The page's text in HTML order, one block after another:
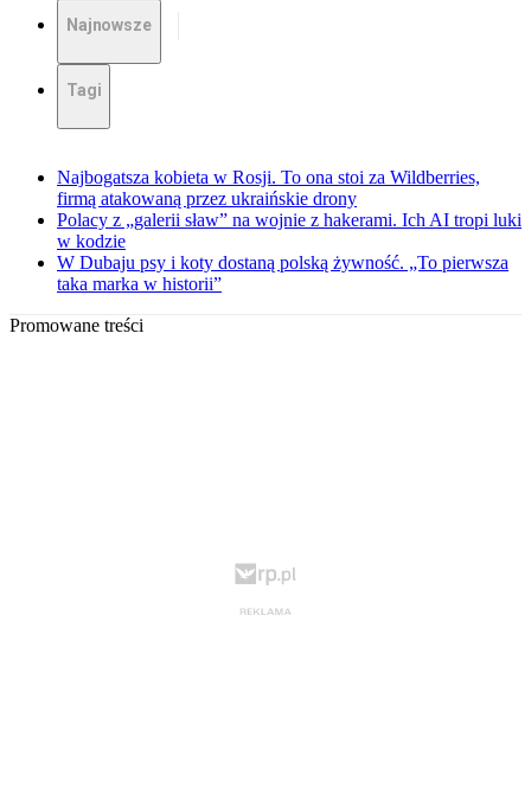
Najnowsze
Tagi
Najbogatsza kobieta w Rosji. To ona stoi za Wildberries,
firmą atakowaną przez ukraińskie drony
Polacy z „galerii sław” na wojnie z hakerami. Ich AI tropi luki
w kodzie
W Dubaju psy i koty dostaną polską żywność. „To pierwsza
taka marka w historii”
Promowane treści